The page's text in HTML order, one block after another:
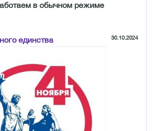
в обычном режиме
единства 30.10.2024